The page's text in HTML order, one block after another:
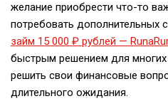
желание приобрести что-то
потребовать дополнительных
займ 15 000 ₽ рублей —
быстрым решением для
решить свои финансовые
длительного ожидания.